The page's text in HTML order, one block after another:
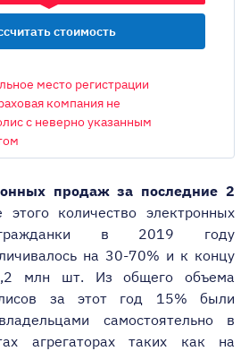
ВЛАДЕЛЬЦА
место регистрации
компания не
с неверно указанным
продаж за последние 2
этого количество электронных
в 2019 году
на 30-70% и к концу
млн шт. Из общего объема
за этот год 15% были
самостоятельно в
агрегаторах таких как на